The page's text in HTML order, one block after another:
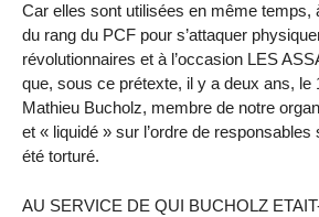
Car elles sont utilisées en même temps,
du rang du PCF pour s’attaquer
révolutionnaires et à l’occasion LES
que, sous ce prétexte, il y a deux ans, le
Mathieu Bucholz, membre de notre
et « liquidé » sur l’ordre de
été torturé.
AU SERVICE DE QUI BUCHOLZ